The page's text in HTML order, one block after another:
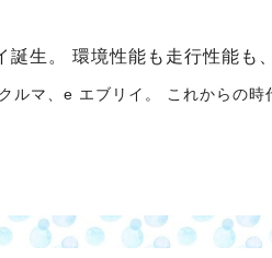
誕生。 環境性能も走行性能も
ルマ、e エブリイ。 これからの